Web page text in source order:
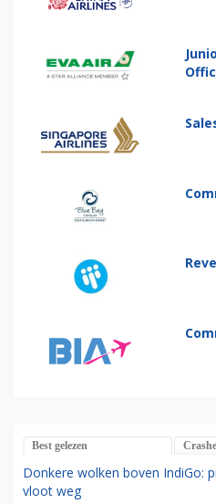
Best gelezen
Donkere wolken boven IndiGo:
vloot weg